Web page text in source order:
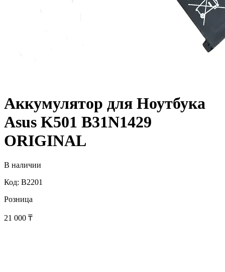
Аккумулятор для Ноутбука
Asus K501 B31N1429
ORIGINAL
В наличии
Код: B2201
Розница
21 000 ₸